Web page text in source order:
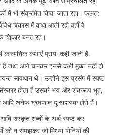
में भी संक्रमित किया जाता रहा। फलत:
विकास में बाधा आती रही वहाँ वे
शिकार बनते रहे।
काल्पनिक कथाएँ प्राय: कही जाती हैं,
हैं तथा आगे चलकर इनसे कभी मुक्त नहीं हो
सावधान थे। उन्होंने इस प्रसंग में स्पष्ट
होता है उसको भय और शंकारूप भूत,
आदि अनेक भ्रमजाल दु:खदायक होते हैं।
संस्कृत शब्दों के अर्थ स्पष्ट कर
को न समझकर जो मिथ्या योनियों की